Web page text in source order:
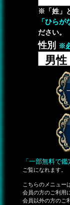
※「姓」
「ひら
ださい。
性別 ※
「一部無料で鑑
ご覧になれます。
こちらのメニュー
会員の方のご利用
会員以外の方のご